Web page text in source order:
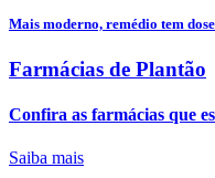
Mais moderno, remédio tem
Farmácias de Plantão
Confira as farmácias que
Saiba mais